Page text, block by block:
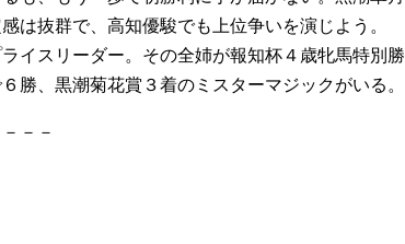
は抜群で、高知優駿でも上位争いを演じよう。
イスリーダー。その全姉が報知杯４歳牝馬特別勝
勝、黒潮菊花賞３着のミスターマジックがいる。
－－